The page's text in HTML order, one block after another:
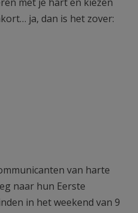
ja, dan is het zover:
van harte
naar hun Eerste
in het weekend van 9